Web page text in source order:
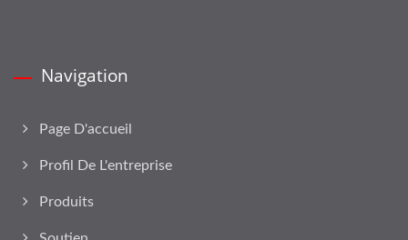
Navigation
Page D'accueil
Profil De L'entreprise
Produits